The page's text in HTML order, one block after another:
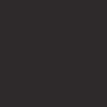
(ловильный,